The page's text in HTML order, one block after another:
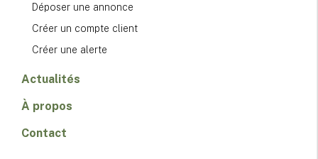
Déposer une annonce
Créer un compte client
Créer une alerte
Actualités
À propos
Contact